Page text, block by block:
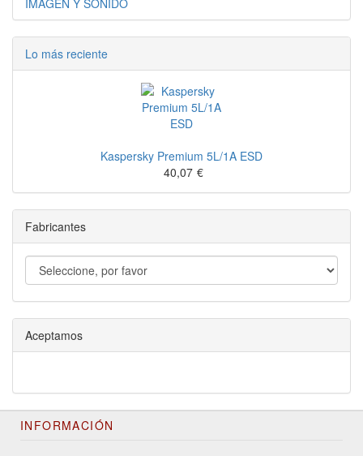
IMAGEN Y SONIDO
Lo más reciente
Kaspersky Premium 5L/1A ESD
40,07 €
Fabricantes
Aceptamos
INFORMACIÓN